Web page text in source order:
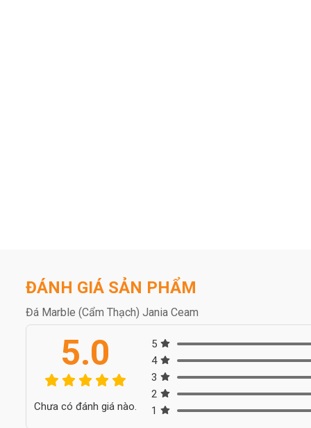
ĐÁNH GIÁ SẢN PHẨM
Đá Marble (Cẩm Thạch) Jania Ceam
5.0
Chưa có đánh giá nào.
5
4
3
2
1